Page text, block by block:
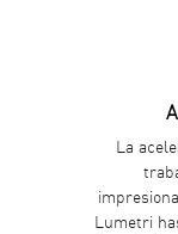
La
Lumetri